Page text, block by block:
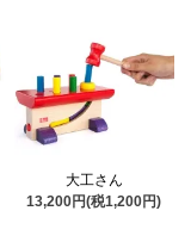
大工さん
13,200円(税1,200円)